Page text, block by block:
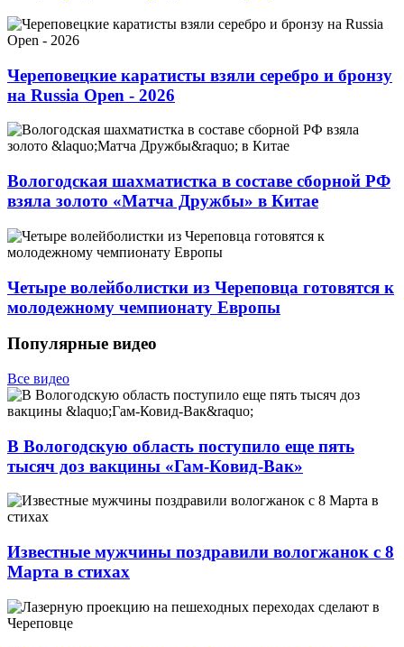
Череповецкие каратисты взяли серебро и бронзу
на Russia Open - 2026
Вологодская шахматистка в составе сборной РФ
взяла золото «Матча Дружбы» в Китае
Четыре волейболистки из Череповца готовятся к
молодежному чемпионату Европы
Популярные видео
Все видео
В Вологодскую область поступило еще пять
тысяч доз вакцины «Гам-Ковид-Вак»
Известные мужчины поздравили вологжанок с 8
Марта в стихах